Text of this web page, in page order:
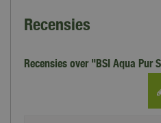
Recensies
Recensies over "BSI Aqua